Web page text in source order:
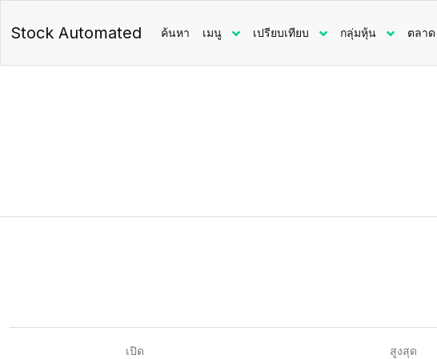
Stock Automated ค้นหา เมนู เปรียบเทียบ กลุ่มหุ้น ตลาด
เปิด สูงสุด